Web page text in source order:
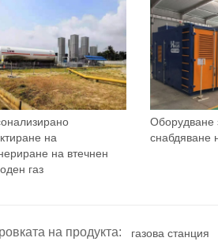
на
на втечнен
газ
Оборудване
снабдяване
на продукта: газова станция